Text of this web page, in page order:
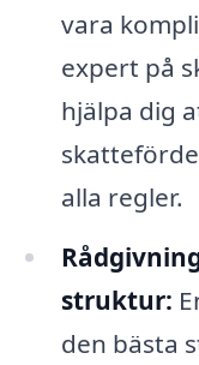
vara
expert på
hjälpa dig
alla regler.
struktur:
den bästa